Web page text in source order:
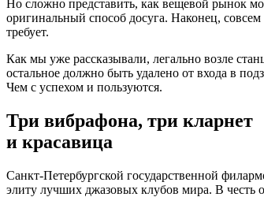
Но сложно представить, как вещевой рынок
оригинальный способ досуга. Наконец,
требует.
Как мы уже рассказывали, легально возле
остальное должно быть удалено от входа в
Чем с успехом и пользуются.
Три вибрафона, три кларнет
и красавица
Санкт-Петербургской государственной
элиту лучших джазовых клубов мира. В честь